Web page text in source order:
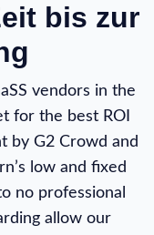
bis zur
vendors in the
for the best ROI
by G2 Crowd and
low and fixed
no professional
allow our